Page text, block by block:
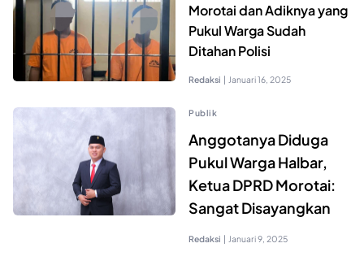
Morotai dan Adiknya yang
Pukul Warga Sudah
Ditahan Polisi
Redaksi | Januari 16, 2025
Publik
Anggotanya Diduga
Pukul Warga Halbar,
Ketua DPRD Morotai:
Sangat Disayangkan
Redaksi | Januari 9, 2025